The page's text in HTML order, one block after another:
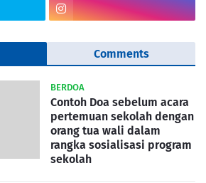
Comments
BERDOA
Contoh Doa sebelum acara
pertemuan sekolah dengan
orang tua wali dalam
rangka sosialisasi program
sekolah